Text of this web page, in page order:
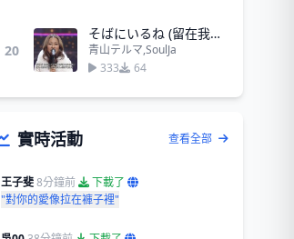
20
そばにいるね (留在我身邊)
青山テルマ,SoulJa
333
64
實時活動 查看全部
王子斐8分鐘前
下載了
"對你的愛像拉在褲子裡"